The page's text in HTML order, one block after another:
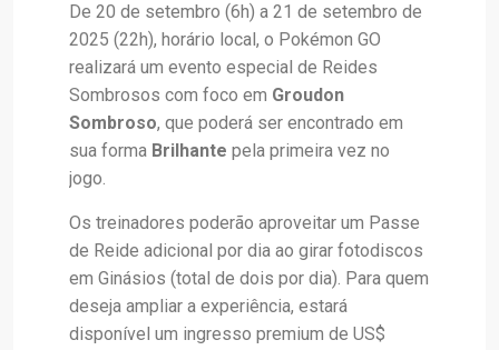
De 20 de setembro (6h) a 21 de setembro de
2025 (22h), horário local, o Pokémon GO
realizará um evento especial de Reides
Sombrosos com foco em Groudon
Sombroso, que poderá ser encontrado em
sua forma Brilhante pela primeira vez no
jogo.
Os treinadores poderão aproveitar um Passe
de Reide adicional por dia ao girar fotodiscos
em Ginásios (total de dois por dia). Para quem
deseja ampliar a experiência, estará
disponível um ingresso premium de US$